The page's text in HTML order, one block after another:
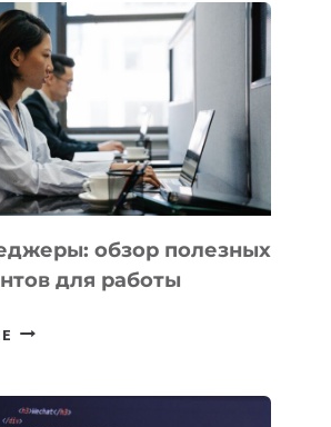
ПРЕДМЕТЫ
ПО
обзор полезных
для работы
ТАСК-
ПОЛЕЗНЫХ